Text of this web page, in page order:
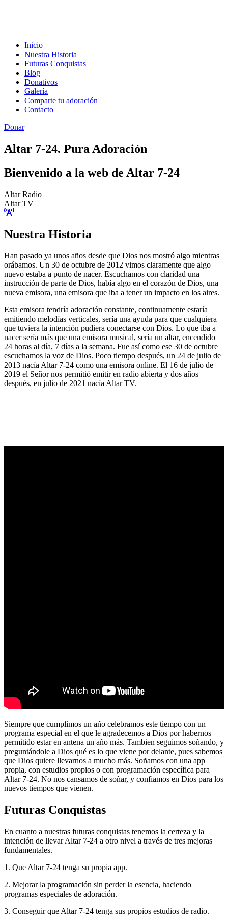
Inicio
Nuestra Historia
Futuras Conquistas
Blog
Donativos
Galería
Comparte tu adoración
Contacto
Donar
Altar 7-24. Pura Adoración
Bienvenido a la web de Altar 7-24
Altar Radio
Altar TV
Nuestra Historia
Han pasado ya unos años desde que Dios nos mostró algo mientras
orábamos. Un 30 de octubre de 2012 vimos claramente que algo
nuevo estaba a punto de nacer. Escuchamos con claridad una
instrucción de parte de Dios, había algo en el corazón de Dios, una
nueva emisora, una emisora que iba a tener un impacto en los aires.
Esta emisora tendría adoración constante, continuamente estaría
emitiendo melodías verticales, sería una ayuda para que cualquiera
que tuviera la intención pudiera conectarse con Dios. Lo que iba a
nacer sería más que una emisora musical, sería un altar, encendido
24 horas al día, 7 días a la semana. Fue así como ese 30 de octubre
escuchamos la voz de Dios. Poco tiempo después, un 24 de julio de
2013 nacía Altar 7-24 como una emisora online. El 16 de julio de
2019 el Señor nos permitió emitir en radio abierta y dos años
después, en julio de 2021 nacía Altar TV.
Siempre que cumplimos un año celebramos este tiempo con un
programa especial en el que le agradecemos a Dios por habernos
permitido estar en antena un año más. Tambien seguimos soñando, y
preguntándole a Dios qué es lo que viene por delante, pues sabemos
que Dios quiere llevarnos a mucho más. Soñamos con una app
propia, con estudios propios o con programación específica para
Altar 7-24. No nos cansamos de soñar, y confiamos en Dios para los
nuevos tiempos que vienen.
Futuras Conquistas
En cuanto a nuestras futuras conquistas tenemos la certeza y la
intención de llevar Altar 7-24 a otro nivel a través de tres mejoras
fundamentales.
1. Que Altar 7-24 tenga su propia app.
2. Mejorar la programación sin perder la esencia, haciendo
programas especiales de adoración.
3. Conseguir que Altar 7-24 tenga sus propios estudios de radio.